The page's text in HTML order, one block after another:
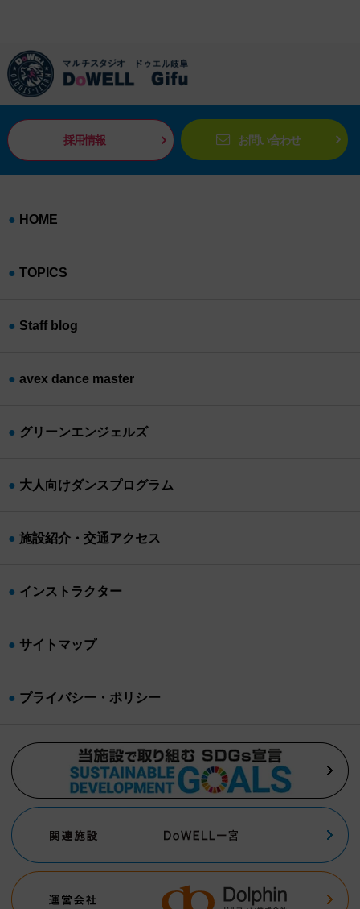
採用情報 お問い合わせ
HOME
TOPICS
Staff blog
avex dance master
グリーンエンジェルズ
大人向けダンスプログラム
施設紹介・交通アクセス
インストラクター
サイトマップ
プライバシー・ポリシー